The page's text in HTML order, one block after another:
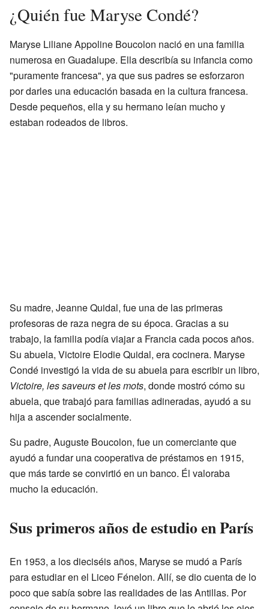
¿Quién fue Maryse Condé?
Maryse Liliane Appoline Boucolon nació en una familia
numerosa en Guadalupe. Ella describía su infancia como
"puramente francesa", ya que sus padres se esforzaron
por darles una educación basada en la cultura francesa.
Desde pequeños, ella y su hermano leían mucho y
estaban rodeados de libros.
Su madre, Jeanne Quidal, fue una de las primeras
profesoras de raza negra de su época. Gracias a su
trabajo, la familia podía viajar a Francia cada pocos años.
Su abuela, Victoire Elodie Quidal, era cocinera. Maryse
Condé investigó la vida de su abuela para escribir un libro,
Victoire, les saveurs et les mots, donde mostró cómo su
abuela, que trabajó para familias adineradas, ayudó a su
hija a ascender socialmente.
Su padre, Auguste Boucolon, fue un comerciante que
ayudó a fundar una cooperativa de préstamos en 1915,
que más tarde se convirtió en un banco. Él valoraba
mucho la educación.
Sus primeros años de estudio en París
En 1953, a los dieciséis años, Maryse se mudó a París
para estudiar en el Liceo Fénelon. Allí, se dio cuenta de lo
poco que sabía sobre las realidades de las Antillas. Por